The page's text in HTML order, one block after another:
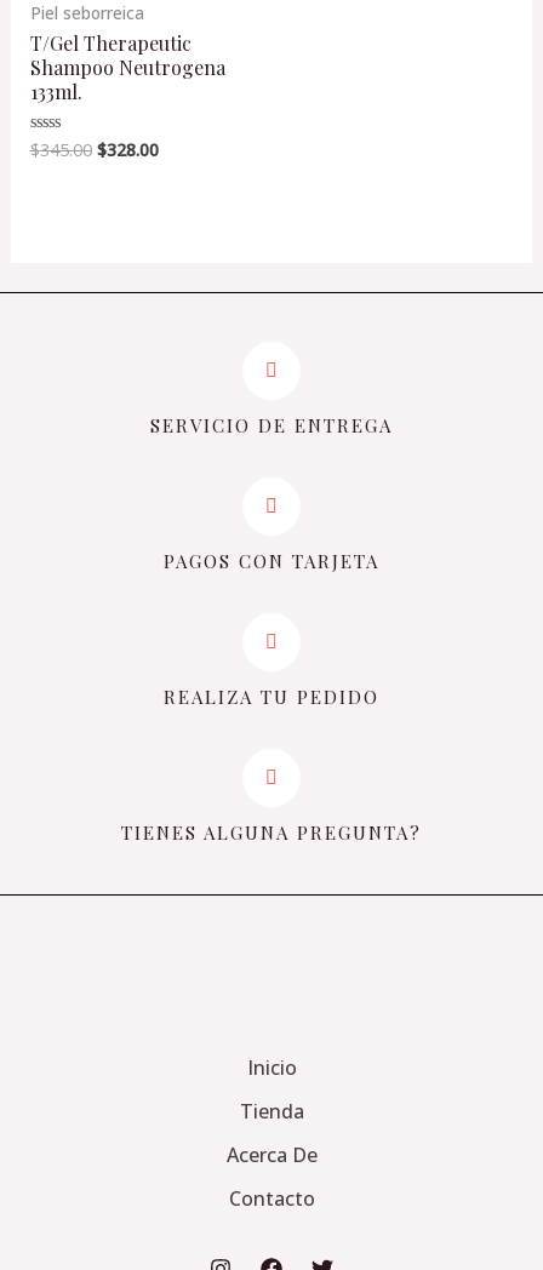
Piel seborreica
T/Gel Therapeutic
Shampoo Neutrogena
133ml.
Valorado
en
$345.00 $328.00
SERVICIO DE ENTREGA
PAGOS CON TARJETA
REALIZA TU PEDIDO
TIENES ALGUNA PREGUNTA?
Inicio
Tienda
Acerca De
Contacto